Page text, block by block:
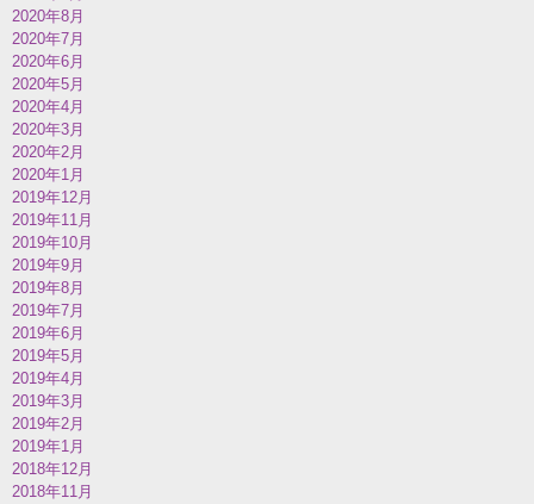
2020年8月
2020年7月
2020年6月
2020年5月
2020年4月
2020年3月
2020年2月
2020年1月
2019年12月
2019年11月
2019年10月
2019年9月
2019年8月
2019年7月
2019年6月
2019年5月
2019年4月
2019年3月
2019年2月
2019年1月
2018年12月
2018年11月